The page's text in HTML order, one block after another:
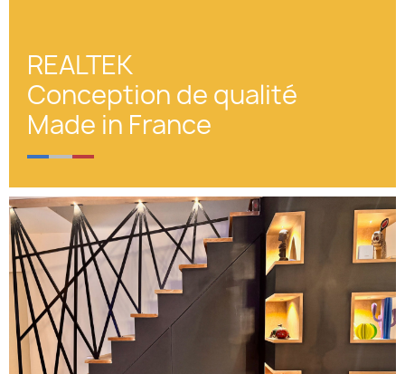
REALTEK
Conception de qualité
Made in France